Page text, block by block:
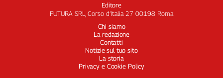
Editore
FUTURA SRL, Corso d’Italia 27 00198 Roma
Chi siamo
La redazione
Contatti
Notizie sul tuo sito
La storia
Privacy e Cookie Policy